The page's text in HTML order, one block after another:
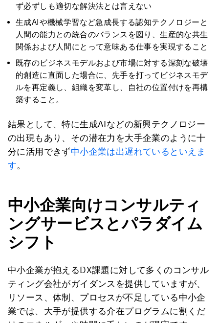
ず必ずしも適切な解決法とは言えない
生成AIや機械学習など急成長する認知テクノロジーと
人間の能力との統合のバランスを図り、生産的な共生
関係および人間にとって意味ある仕事を実現すること
既存のビジネスモデルおよび市場に対する深刻な破壊
的創造に直面した場合に、先手を打ってビジネスモデ
ルを再定義し、組織を変革し、自社の位置付けを再構
築すること。
結果として、特に生成AIなどの新興テクノロジー
の出現もあり、その潜在力を大手企業のように十
分に活用できず中小企業は出遅れているといえま
す。
中小企業向けコンサルティ
ングサービスとパラダイム
シフト
中小企業が抱えるDX課題に対して多くのコンサル
ティング会社がガイダンスを提供していますが、
リソース、体制、プロセスが不足している中小企
業では、大手が提供する介在プログラムに割くだ